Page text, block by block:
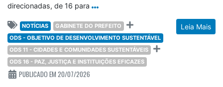
direcionadas, de 16 para
Leia Mais
NOTÍCIAS
GABINETE DO PREFEITO
ODS - OBJETIVO DE DESENVOLVIMENTO SUSTENTÁVEL
ODS 11 - CIDADES E COMUNIDADES SUSTENTÁVEIS
ODS 16 - PAZ, JUSTIÇA E INSTITUIÇÕES EFICAZES
PUBLICADO EM 20/07/2026